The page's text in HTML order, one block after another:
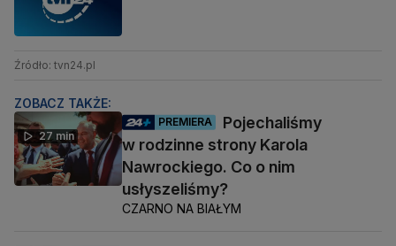
Źródło: tvn24.pl
ZOBACZ TAKŻE:
27 min
PREMIERA
Pojechaliśmy
w rodzinne strony Karola
Nawrockiego. Co o nim
usłyszeliśmy?
CZARNO NA BIAŁYM